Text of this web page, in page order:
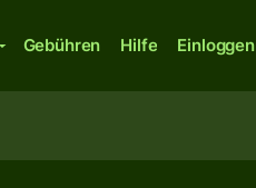
Gebühren Hilfe Einloggen